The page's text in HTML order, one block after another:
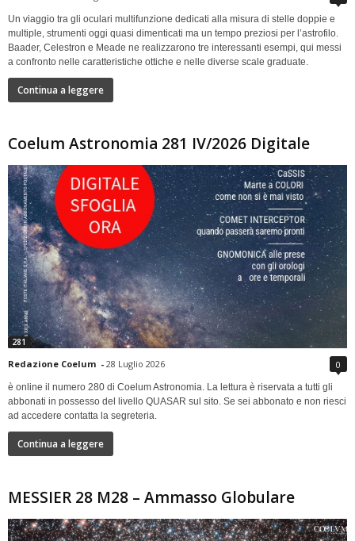
Un viaggio tra gli oculari multifunzione dedicati alla misura di stelle doppie e
multiple, strumenti oggi quasi dimenticati ma un tempo preziosi per l’astrofilo.
Baader, Celestron e Meade ne realizzarono tre interessanti esempi, qui messi
a confronto nelle caratteristiche ottiche e nelle diverse scale graduate.
Continua a leggere
Coelum Astronomia 281 IV/2026 Digitale
281
Redazione Coelum - 28 Luglio 2026 0
è online il numero 280 di Coelum Astronomia. La lettura è riservata a tutti gli
abbonati in possesso del livello QUASAR sul sito. Se sei abbonato e non riesci
ad accedere contatta la segreteria.
Continua a leggere
MESSIER 28 M28 – Ammasso Globulare